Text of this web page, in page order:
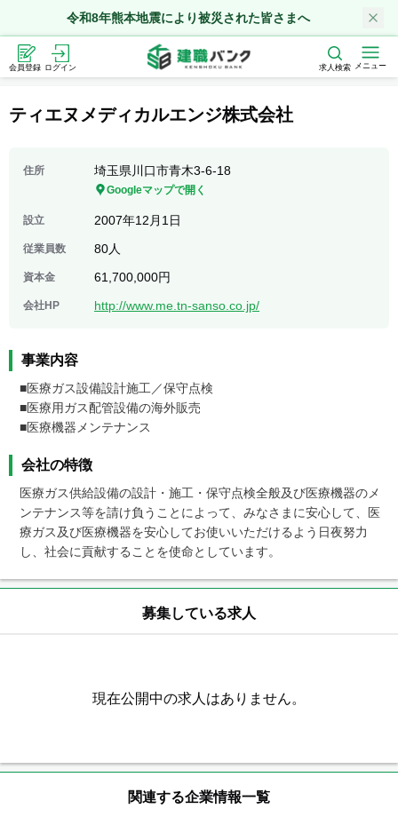
令和8年熊本地震により被災された皆さまへ
会員登録 ログイン 求人検索 メニュー
ティエヌメディカルエンジ株式会社
住所 埼玉県川口市青木3-6-18
Googleマップで開く
設立 2007年12月1日
従業員数 80人
資本金 61,700,000円
会社HP http://www.me.tn-sanso.co.jp/
事業内容
■医療ガス設備設計施工／保守点検
■医療用ガス配管設備の海外販売
■医療機器メンテナンス
会社の特徴
医療ガス供給設備の設計・施工・保守点検全般及び医療機器のメ
ンテナンス等を請け負うことによって、みなさまに安心して、医
療ガス及び医療機器を安心してお使いいただけるよう日夜努力
し、社会に貢献することを使命としています。
募集している求人
現在公開中の求人はありません。
関連する企業情報一覧